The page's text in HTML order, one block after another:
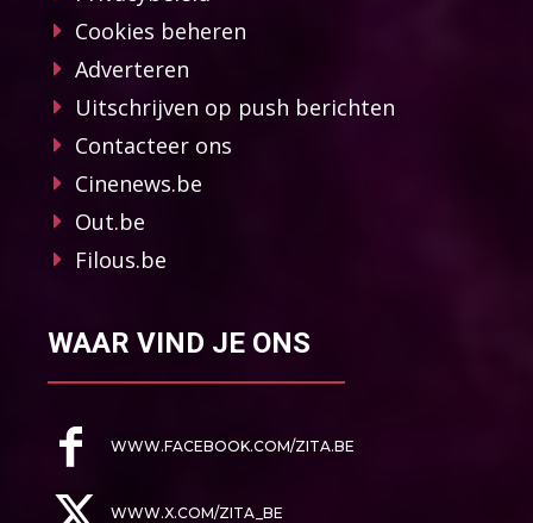
Cookies beheren
Adverteren
Uitschrijven op push berichten
Contacteer ons
Cinenews.be
Out.be
Filous.be
WAAR VIND JE ONS
WWW.FACEBOOK.COM/ZITA.BE
WWW.X.COM/ZITA_BE